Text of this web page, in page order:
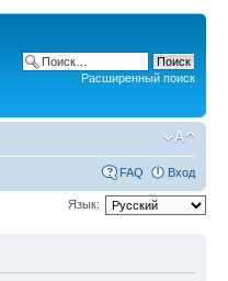
Расширенный поиск
FAQ Вход
Язык: